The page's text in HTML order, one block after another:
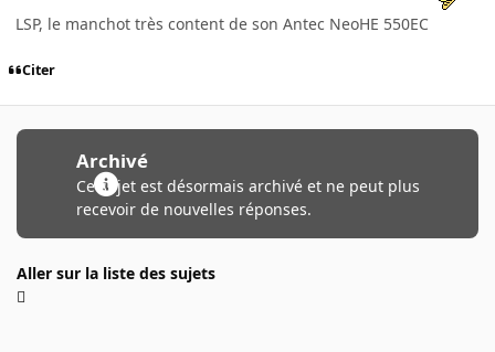
LSP, le manchot très content de son Antec NeoHE 550EC
Citer
Archivé
Ce sujet est désormais archivé et ne peut plus
recevoir de nouvelles réponses.
Aller sur la liste des sujets